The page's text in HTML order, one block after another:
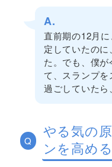
A.
直前期の12月
定していたの
た。でも、僕
て、スランプ
過ごしていたら
Q
やる気の
ンを高め